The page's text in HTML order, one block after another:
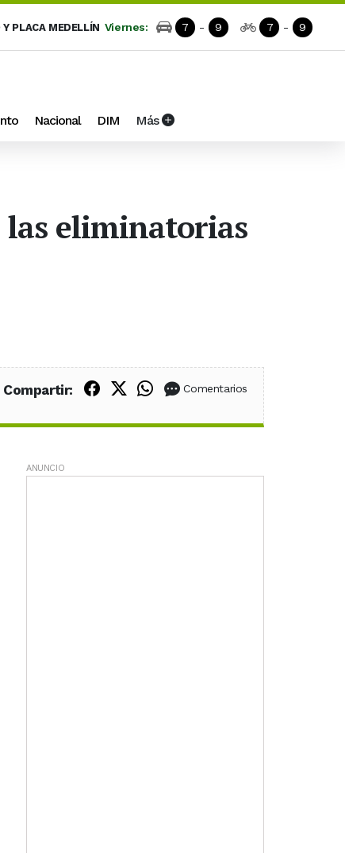
Y PLACA MEDELLÍN Viernes: 7 - 9 7 - 9
Nacional DIM Más
las eliminatorias
Compartir: Compartir en Facebook
Compartir en X (Twitter)
Compartir en WhatsApp
Comentarios
ANUNCIO